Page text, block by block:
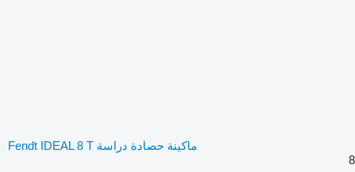
ماكينة حصادة دراسة Fendt IDEAL 8 T
8